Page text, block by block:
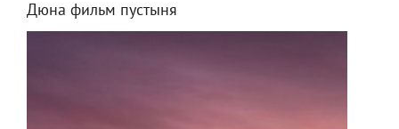
Дюна фильм пустыня